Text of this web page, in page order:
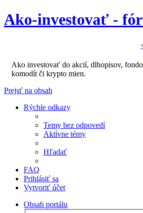
Ako-investovať -
Ako investovať do akcií, dlhopisov,
komodít či krypto mien.
Prejsť na obsah
Rýchle odkazy
Temy bez odpovedí
Aktívne témy
Hľadať
FAQ
Prihlásiť sa
Vytvoriť účet
Obsah portálu